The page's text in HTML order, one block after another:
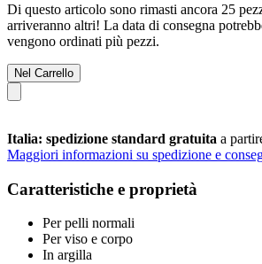
Di questo articolo sono rimasti ancora 25
arriveranno altri! La data di consegna
vengono ordinati più pezzi.
Nel Carrello
Italia: spedizione standard gratuita a
Maggiori informazioni su spedizione e
Caratteristiche e proprietà
Per pelli normali
Per viso e corpo
In argilla